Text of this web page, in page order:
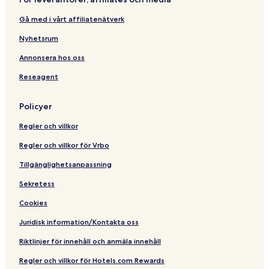
Gå med i vårt affiliatenätverk
Nyhetsrum
Annonsera hos oss
Reseagent
Policyer
Regler och villkor
Regler och villkor för Vrbo
Tillgänglighetsanpassning
Sekretess
Cookies
Juridisk information/Kontakta oss
Riktlinjer för innehåll och anmäla innehåll
Regler och villkor för Hotels.com Rewards